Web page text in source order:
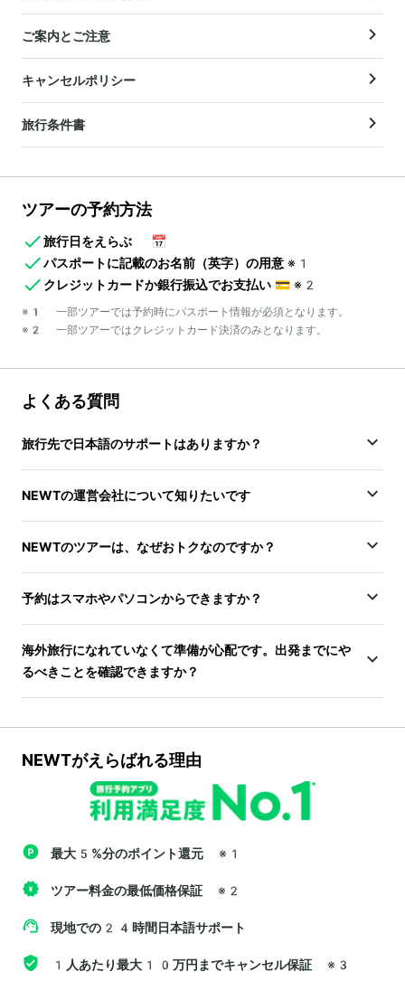
ご案内とご注意
キャンセルポリシー
旅行条件書
ツアーの予約方法
旅行日をえらぶ
📅
パスポートに記載のお名前（英字）の用意 ※1
クレジットカードか銀行振込でお支払い 💳 ※2
※1 一部ツアーでは予約時にパスポート情報が必須となります。
※2 一部ツアーではクレジットカード決済のみとなります。
よくある質問
旅行先で日本語のサポートはありますか？
NEWTの運営会社について知りたいです
NEWTのツアーは、なぜおトクなのですか？
予約はスマホやパソコンからできますか？
海外旅行になれていなくて準備が心配です。出発までにや
るべきことを確認できますか？
NEWTがえらばれる理由
最大5%分のポイント還元 ※1
ツアー料金の最低価格保証 ※2
現地での24時間日本語サポート
1人あたり最大10万円までキャンセル保証 ※3